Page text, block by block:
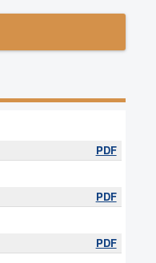
PDF
PDF
PDF